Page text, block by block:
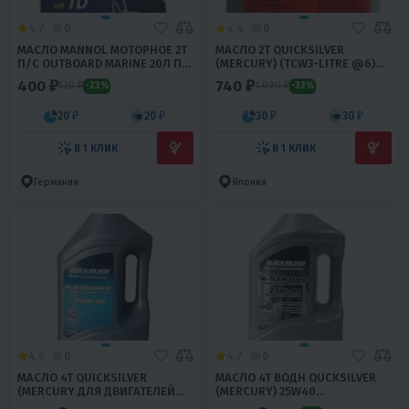
МАСЛО MANNOL МОТОРНОЕ 2T
П/С OUTBOARD MARINE 20Л ПО
1 ЛИТРУ
400 ₽520 ₽ -23%
20 ₽ 20 ₽
В 1 КЛИК
Германия
МАСЛО 2T QUICKSILVER
(MERCURY) (TCW3-LITRE @6)
740 ₽1 090 ₽ -32%
30 ₽ 30 ₽
В 1 КЛИК
Япония
МАСЛО 4T QUICKSILVER
(MERCURY ДЛЯ ДВИГАТЕЛЕЙ
MCM(МАЛАЯ И СРЕДНЯЯ
МАСЛО 4T ВОДН QUCKSILVER
(MERCURY) 25W40
ПОЛУСИНТЕТИКА 4Л